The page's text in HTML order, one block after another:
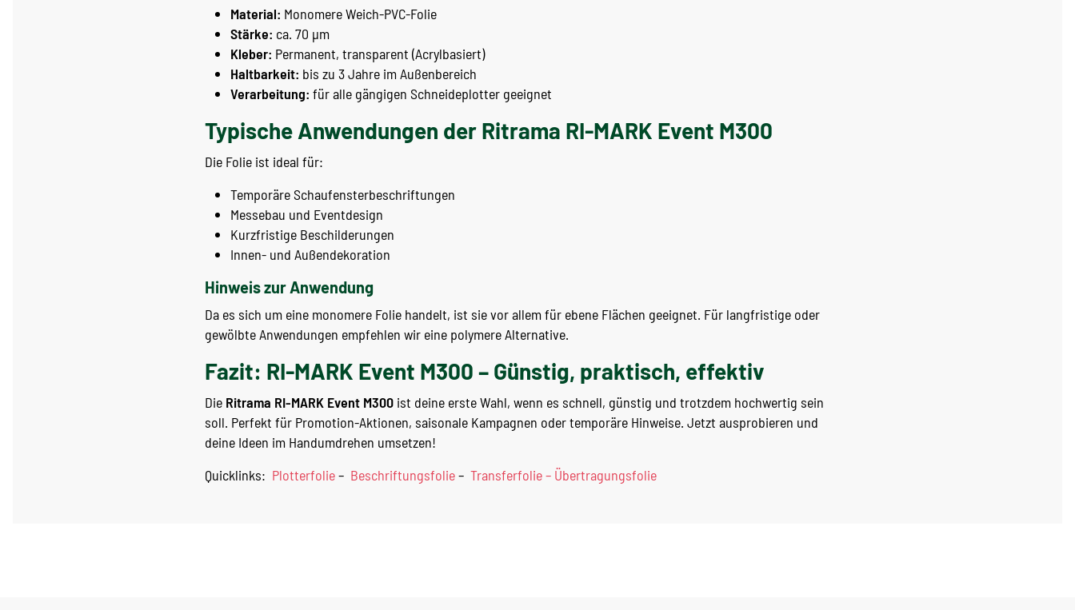
Material: Monomere Weich-PVC-Folie
Stärke: ca. 70 µm
Kleber: Permanent, transparent (Acrylbasiert)
Haltbarkeit: bis zu 3 Jahre im Außenbereich
Verarbeitung: für alle gängigen Schneideplotter geeignet
Typische Anwendungen der Ritrama RI-MARK Event M300
Die Folie ist ideal für:
Temporäre Schaufensterbeschriftungen
Messebau und Eventdesign
Kurzfristige Beschilderungen
Innen- und Außendekoration
Hinweis zur Anwendung
Da es sich um eine monomere Folie handelt, ist sie vor allem für ebene Flächen geeignet. Für langfristige oder
gewölbte Anwendungen empfehlen wir eine polymere Alternative.
Fazit: RI-MARK Event M300 – Günstig, praktisch, effektiv
Die Ritrama RI-MARK Event M300 ist deine erste Wahl, wenn es schnell, günstig und trotzdem hochwertig sein
soll. Perfekt für Promotion-Aktionen, saisonale Kampagnen oder temporäre Hinweise. Jetzt ausprobieren und
deine Ideen im Handumdrehen umsetzen!
Quicklinks: Plotterfolie– Beschriftungsfolie– Transferfolie – Übertragungsfolie